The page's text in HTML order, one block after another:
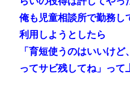
俺も児童相談所で勤務し
利用しようとしたら
「育短使うのはいいけ
ってサビ残してね」って